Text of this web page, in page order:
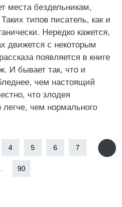
места бездельникам,
типов писатель, как и
Нередко кажется,
движется с некоторым
появляется в книге
И бывает так, что и
чем настоящий
что злодея
легче, чем нормального
4 5 6 7
90